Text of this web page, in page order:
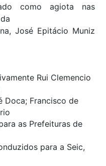
como agiota nas
José Epitácio Muniz
Rui Clemencio
Doca; Francisco de
as Prefeituras de
para a Seic,